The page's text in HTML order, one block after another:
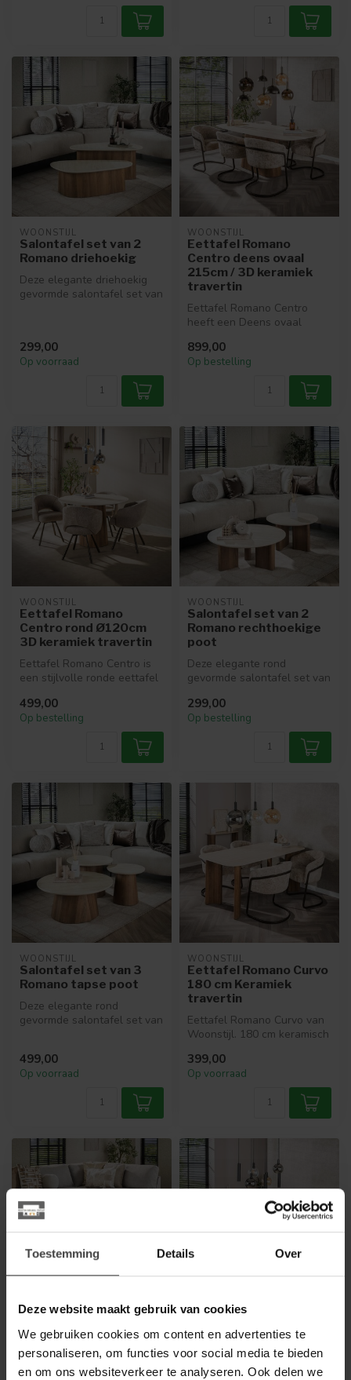
Toestemming Details Over
Deze website maakt gebruik van cookies
We gebruiken cookies om content en advertenties te
personaliseren, om functies voor social media te bieden
en om ons websiteverkeer te analyseren. Ook delen we
WOONSTIJL
Salontafel set van 2
Romano driehoekig
Deze elegante driehoekig
gevormde salontafel set van
299,00
Op voorraad
WOONSTIJL
Eettafel Romano
Centro deens ovaal
215cm / 3D keramiek
travertin
Eettafel Romano Centro
heeft een Deens ovaal
uitgevoerd in...
899,00
Op bestelling
WOONSTIJL
Eettafel Romano
Centro rond Ø120cm
3D keramiek travertin
Eettafel Romano Centro is
een stijlvolle ronde eettafel
499,00
Op bestelling
WOONSTIJL
Salontafel set van 2
Romano rechthoekige
poot
Deze elegante rond
gevormde salontafel set van
houten fr...
299,00
Op bestelling
WOONSTIJL
Salontafel set van 3
Romano tapse poot
Deze elegante rond
gevormde salontafel set van
499,00
Op voorraad
WOONSTIJL
Eettafel Romano Curvo
180 cm Keramiek
travertin
Eettafel Romano Curvo van
Woonstijl. 180 cm keramisch
399,00
Op voorraad
WOONSTIJL
Romano kiezel
Deze elegante kiezelvormige
salontafel set van 2
WOONSTIJL
180
Bartafel Romano Arch (180
cm) combineert een